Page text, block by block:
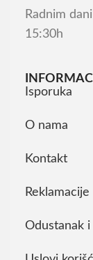
Radnim
15:30h
Isporuka
O nama
Kontakt
Reklamacije
Odustanak